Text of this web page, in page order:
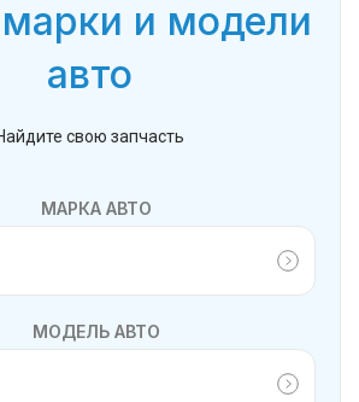
и модели
авто
свою запчасть
МАРКА АВТО
МОДЕЛЬ АВТО